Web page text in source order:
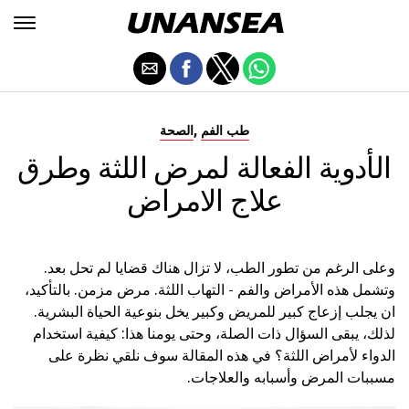
الصحة , طب الفم
الأدوية الفعالة لمرض اللثة وطرق
علاج الامراض
وعلى الرغم من تطور الطب، لا تزال هناك قضايا لم تحل بعد.
وتشمل هذه الأمراض والفم - التهاب اللثة. مرض مزمن. بالتأكيد،
ان يجلب إزعاج كبير للمريض وكبير يخل بنوعية الحياة البشرية.
لذلك، يبقى السؤال ذات الصلة، وحتى يومنا هذا: كيفية استخدام
الدواء لأمراض اللثة؟ في هذه المقالة سوف نلقي نظرة على
مسببات المرض وأسبابه والعلاجات.